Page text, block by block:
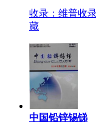
收录：维普收
藏
中国铅锌锡锑